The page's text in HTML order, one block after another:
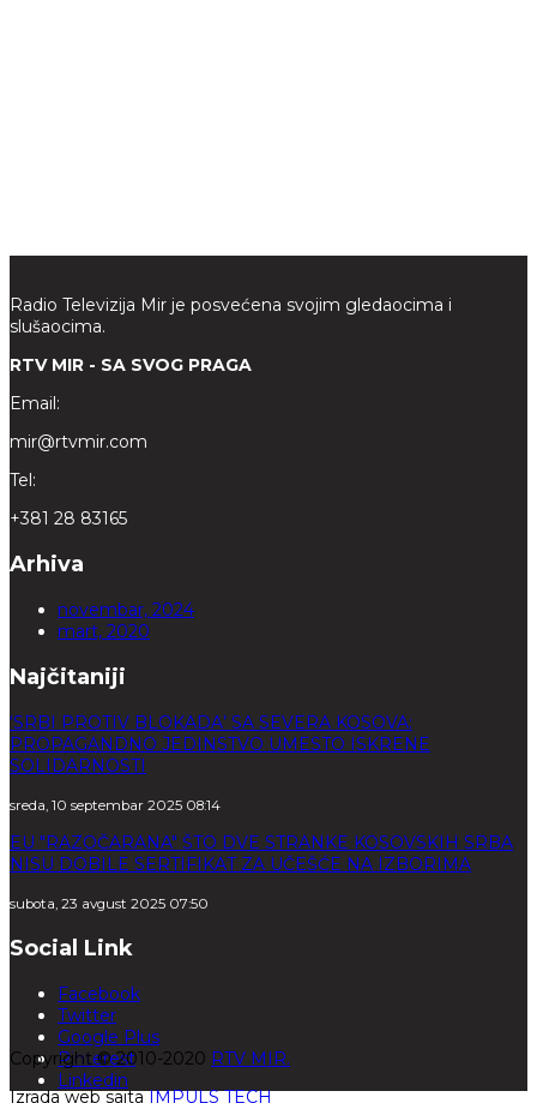
Radio Televizija Mir je posvećena svojim gledaocima i
slušaocima.
RTV MIR - SA SVOG PRAGA
Email:
mir@rtvmir.com
Tel:
+381 28 83165
Arhiva
novembar, 2024
mart, 2020
Najčitaniji
‘SRBI PROTIV BLOKADA’ SA SEVERA KOSOVA:
PROPAGANDNO JEDINSTVO UMESTO ISKRENE
SOLIDARNOSTI
sreda, 10 septembar 2025 08:14
EU "RAZOČARANA" ŠTO DVE STRANKE KOSOVSKIH SRBA
NISU DOBILE SERTIFIKAT ZA UČEŠĆE NA IZBORIMA
subota, 23 avgust 2025 07:50
Social Link
Facebook
Twitter
Google Plus
Pinterest
Linkedin
Copyright © 2010-2020 RTV MIR.
Izrada web sajtaIMPULS TECH